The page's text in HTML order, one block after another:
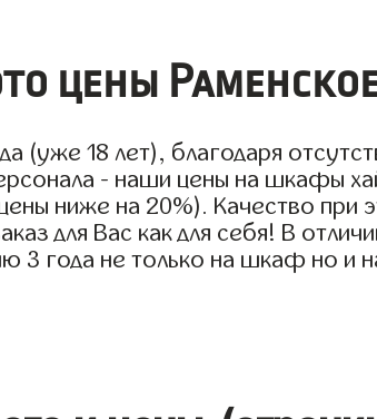
цены
18 лет), благодаря
- наши цены на шкафы
ниже на 20%). Качество при
для Вас как для себя! В
3 года не только на шкаф но и